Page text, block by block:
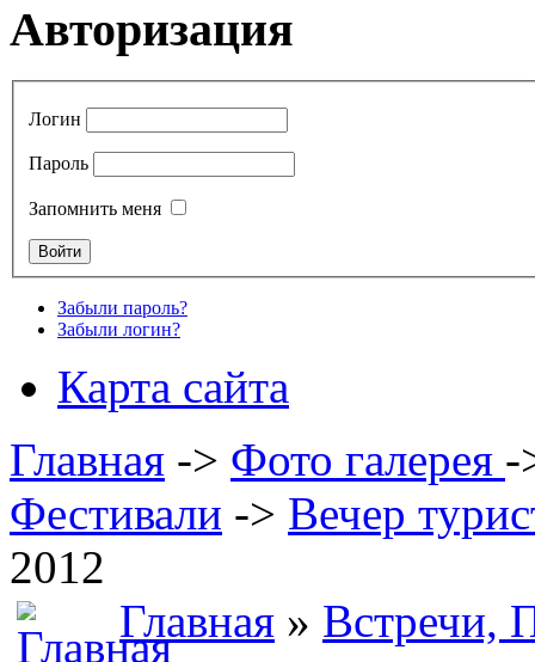
Авторизация
Логин
Пароль
Запомнить меня
Забыли пароль?
Забыли логин?
Карта сайта
Главная -> Фото галерея -
Фестивали -> Вечер
2012
Главная » Встречи,